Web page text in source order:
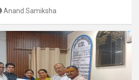
Anand Samiksha